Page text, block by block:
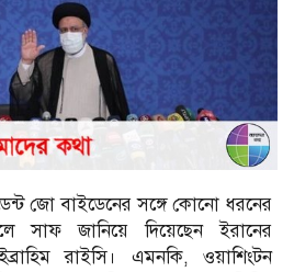
জো বাইডেনের সঙ্গে কোনো ধরনের
সাফ জানিয়ে দিয়েছেন ইরানের
ইব্রাহিম রাইসি। এমনকি, ওয়াশিংটন